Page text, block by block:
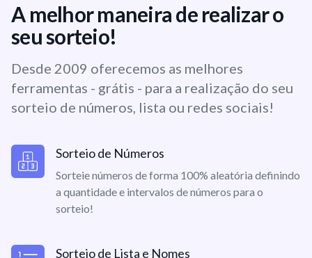
A melhor maneira de realizar o
seu sorteio!
Desde 2009 oferecemos as melhores
ferramentas - grátis - para a realização do seu
sorteio de números, lista ou redes sociais!
Sorteio de Números
Sorteie números de forma 100% aleatória definindo
a quantidade e intervalos de números para o
sorteio!
Sorteio de Lista e Nomes